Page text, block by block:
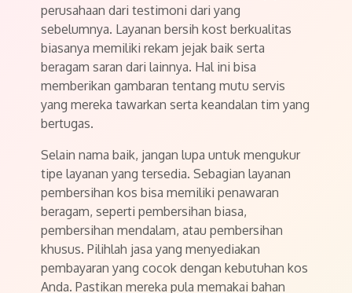
perusahaan dari testimoni dari yang
sebelumnya. Layanan bersih kost berkualitas
biasanya memiliki rekam jejak baik serta
beragam saran dari lainnya. Hal ini bisa
memberikan gambaran tentang mutu servis
yang mereka tawarkan serta keandalan tim yang
bertugas.
Selain nama baik, jangan lupa untuk mengukur
tipe layanan yang tersedia. Sebagian layanan
pembersihan kos bisa memiliki penawaran
beragam, seperti pembersihan biasa,
pembersihan mendalam, atau pembersihan
khusus. Pilihlah jasa yang menyediakan
pembayaran yang cocok dengan kebutuhan kos
Anda. Pastikan mereka pula memakai bahan